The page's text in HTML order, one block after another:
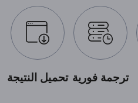
ترجمة فورية تحميل النتيجة